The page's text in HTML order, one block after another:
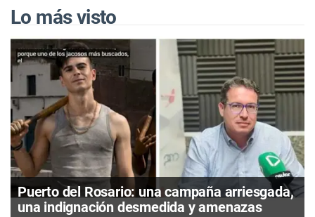
Lo más visto
Puerto del Rosario: una campaña arriesgada,
una indignación desmedida y amenazas